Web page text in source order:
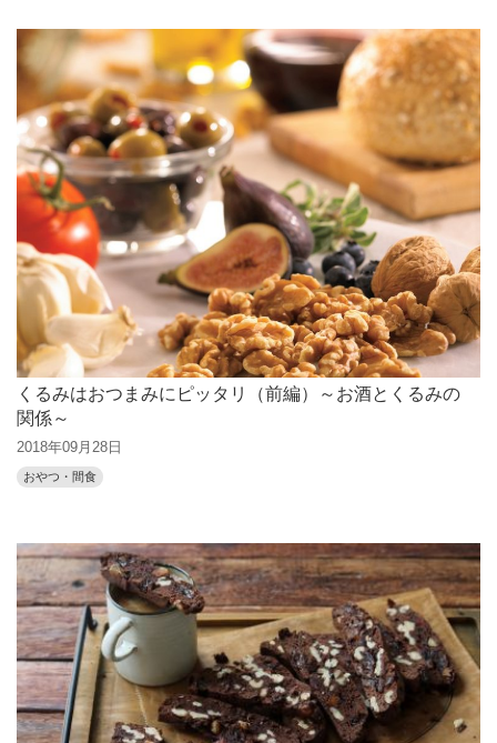
くるみはおつまみにピッタリ（前編）～お酒とくるみの
関係～
2018年09月28日
おやつ・間食